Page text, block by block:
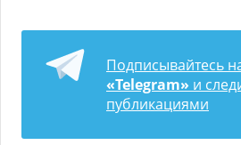
Подписывайтесь
«Telegram» и
публикациями